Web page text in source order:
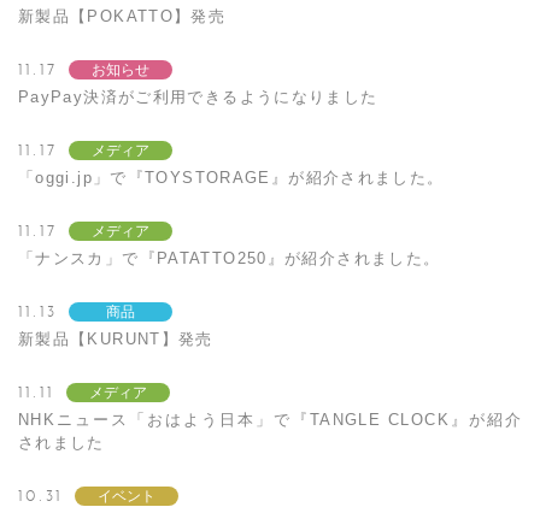
新製品【POKATTO】発売
11.17 お知らせ
PayPay決済がご利用できるようになりました
11.17 メディア
「oggi.jp」で『TOYSTORAGE』が紹介されました。
11.17 メディア
「ナンスカ」で『PATATTO250』が紹介されました。
11.13 商品
新製品【KURUNT】発売
11.11 メディア
NHKニュース「おはよう日本」で『TANGLE CLOCK』が紹介
されました
10.31 イベント